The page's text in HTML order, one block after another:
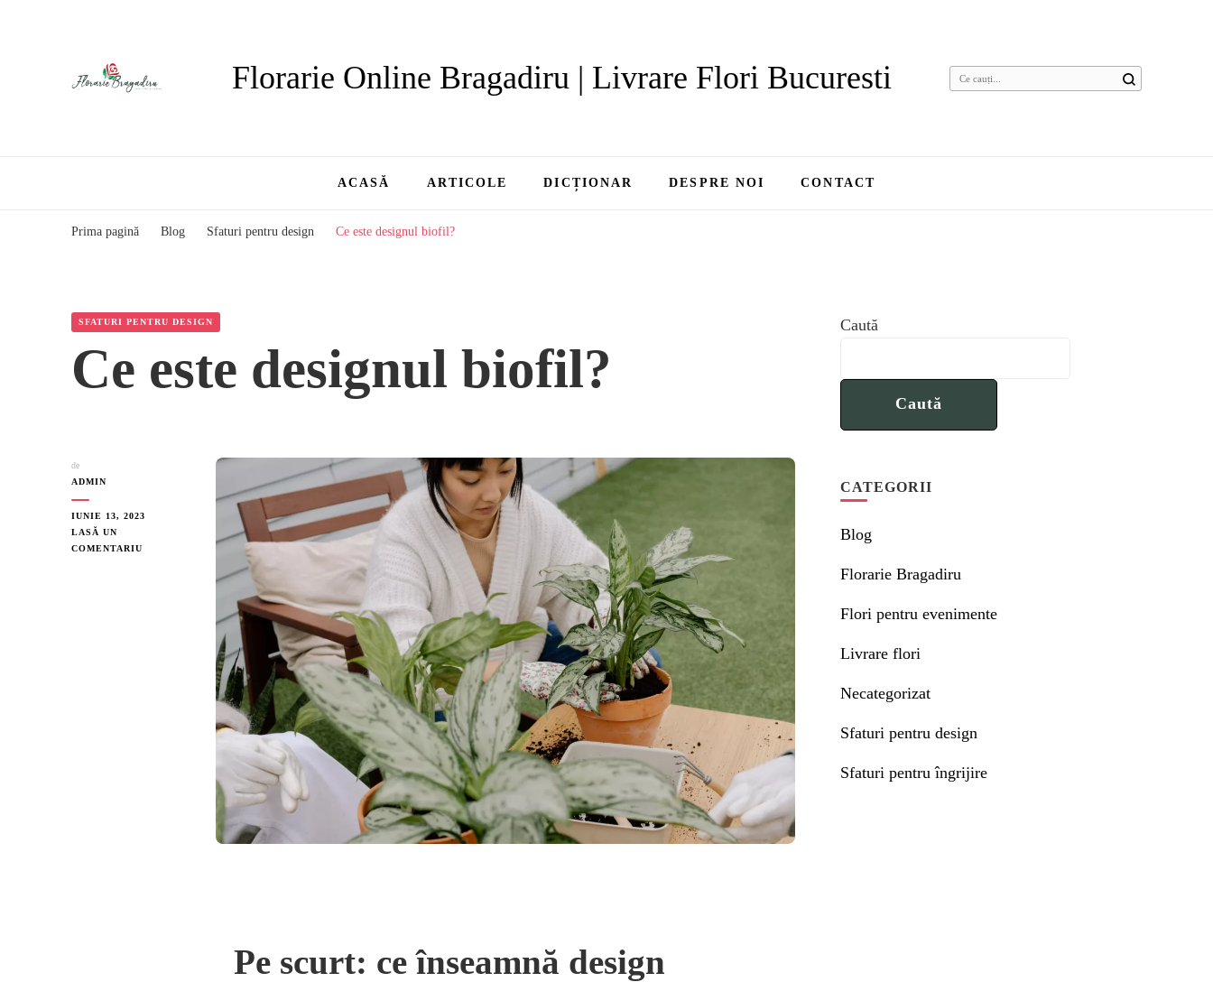
Florarie Online Bragadiru | Livrare Flori Bucuresti
ACASĂ ARTICOLE DICȚIONAR DESPRE NOI CONTACT
Prima pagină Blog Sfaturi pentru design Ce este designul biofil?
SFATURI PENTRU DESIGN
Ce este designul biofil?
de
ADMIN
IUNIE 13, 2023
LASĂ UN
COMENTARIU
Pe scurt: ce înseamnă design
Caută
Caută
CATEGORII
Blog
Florarie Bragadiru
Flori pentru evenimente
Livrare flori
Necategorizat
Sfaturi pentru design
Sfaturi pentru îngrijire